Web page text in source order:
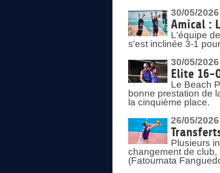
30/05/2026
Amical :
L'équipe
s'est inclinée 3-1
30/05/2026
Elite 16-
Le Beach
bonne prestation de
la cinquième place.
26/05/2026
Plusieurs
changement de
(Fatoumata